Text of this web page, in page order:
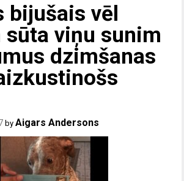
bijušais vēl
sūta viņu sunim
dzimšanas
byAigars Andersons